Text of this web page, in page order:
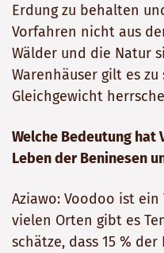
Erdung zu behalten
Vorfahren nicht aus
Wälder und die Natur
Warenhäuser gilt es zu
Gleichgewicht
Welche Bedeutung
Leben der Beninesen
Aziawo: Voodoo ist ein
vielen Orten gibt es
schätze, dass 15 %